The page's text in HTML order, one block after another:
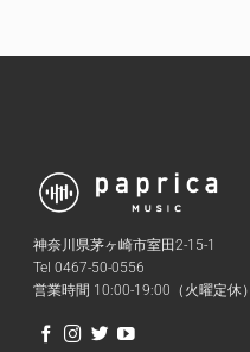
神奈川県茅ヶ崎市室田2-15-1
Tel 0467-50-0556
営業時間 10:00-19:00（火曜定休）